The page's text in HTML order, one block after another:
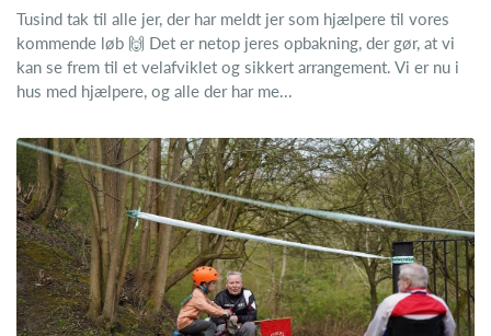
Tusind tak til alle jer, der har meldt jer som hjælpere til vores
kommende løb 🙌 Det er netop jeres opbakning, der gør, at vi
kan se frem til et velafviklet og sikkert arrangement. Vi er nu i
hus med hjælpere, og alle der har me...